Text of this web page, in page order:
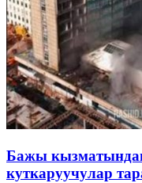
Бажы
куткаруучулар